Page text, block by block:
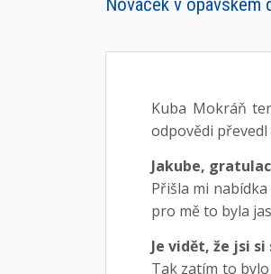
Kuba Mokráň
odpovědi převedl
Jakube,
Přišla mi
pro mě to byla
Je vidět, že jsi
Tak zatím to